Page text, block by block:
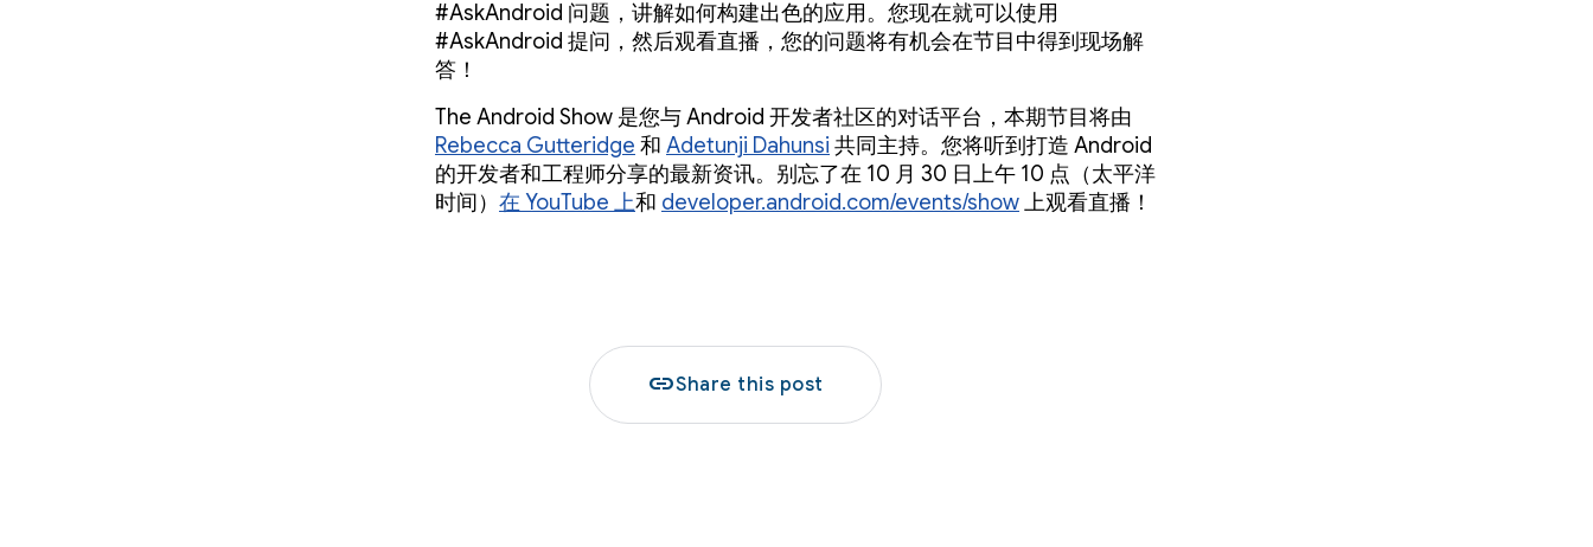
#AskAndroid 问题，讲解如何构建出色的应用。您现在就可以使用
#AskAndroid 提问，然后观看直播，您的问题将有机会在节目中得到现场解
答！
The Android Show 是您与 Android 开发者社区的对话平台，本期节目将由
Rebecca Gutteridge 和 Adetunji Dahunsi 共同主持。您将听到打造 Android
的开发者和工程师分享的最新资讯。别忘了在 10 月 30 日上午 10 点（太平洋
时间） 在 YouTube 上和 developer.android.com/events/show上观看直播！
linkShare this post